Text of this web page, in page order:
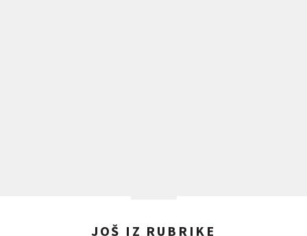
JOŠ IZ RUBRIKE